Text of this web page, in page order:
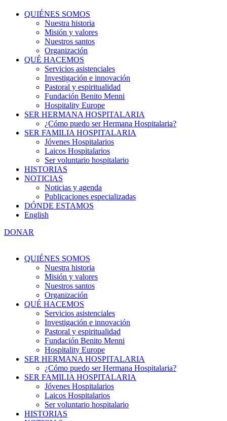
QUIÉNES SOMOS
Nuestra historia
Misión y valores
Nuestros santos
Organización
QUÉ HACEMOS
Servicios asistenciales
Investigación e innovación
Pastoral y espiritualidad
Fundación Benito Menni
Hospitality Europe
SER HERMANA HOSPITALARIA
¿Cómo puedo ser Hermana Hospitalaria?
SER FAMILIA HOSPITALARIA
Jóvenes Hospitalarios
Laicos Hospitalarios
Ser voluntario hospitalario
HISTORIAS
NOTICIAS
Noticias y agenda
Publicaciones especializadas
DÓNDE ESTAMOS
English
DONAR
QUIÉNES SOMOS
Nuestra historia
Misión y valores
Nuestros santos
Organización
QUÉ HACEMOS
Servicios asistenciales
Investigación e innovación
Pastoral y espiritualidad
Fundación Benito Menni
Hospitality Europe
SER HERMANA HOSPITALARIA
¿Cómo puedo ser Hermana Hospitalaria?
SER FAMILIA HOSPITALARIA
Jóvenes Hospitalarios
Laicos Hospitalarios
Ser voluntario hospitalario
HISTORIAS